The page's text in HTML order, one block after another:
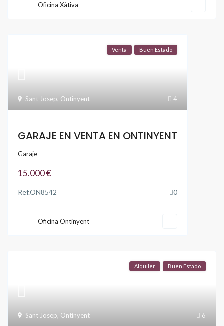
Oficina Xàtiva
4
Sant Josep, Ontinyent
Venta Buen Estado
GARAJE EN VENTA EN ONTINYENT
Garaje
15.000 €
Ref.ON8542 0
Oficina Ontinyent
6
Sant Josep, Ontinyent
Alquiler Buen Estado